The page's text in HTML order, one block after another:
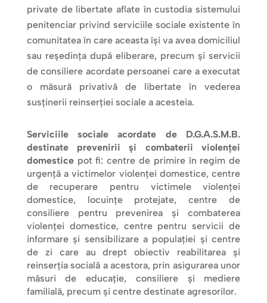
private de libertate aflate în custodia sistemului
penitenciar privind serviciile sociale existente în
comunitatea în care aceasta își va avea domiciliul
sau reședința după eliberare, precum și servicii
de consiliere acordate persoanei care a executat
o măsură privativă de libertate în vederea
susținerii reinserției sociale a acesteia.
Serviciile sociale acordate de D.G.A.S.M.B.
destinate prevenirii și combaterii violenței
domesticepot fi: centre de primire în regim de
urgență a victimelor violenței domestice, centre
de recuperare pentru victimele violenței
domestice, locuințe protejate, centre de
consiliere pentru prevenirea și combaterea
violenței domestice, centre pentru servicii de
informare și sensibilizare a populației și centre
de zi care au drept obiectiv reabilitarea și
reinserția socială a acestora, prin asigurarea unor
măsuri de educație, consiliere și mediere
familială, precum și centre destinate agresorilor.